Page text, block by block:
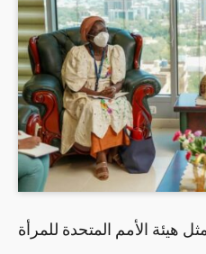
هيئة الأمم المتحدة للمرأة